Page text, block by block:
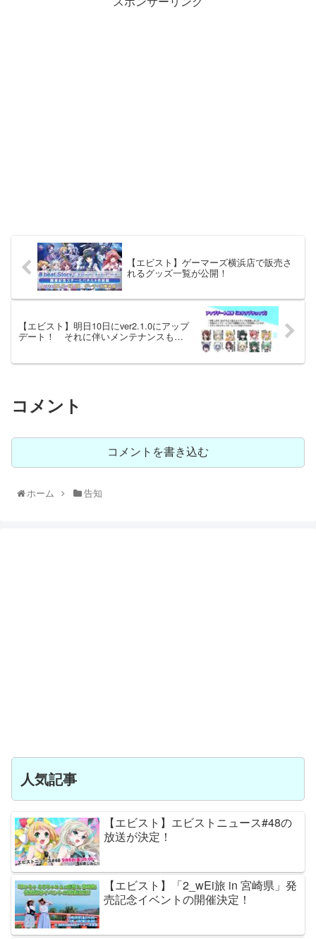
【エビスト】ゲーマーズ横浜店で販売さ
れるグッズ一覧が公開！
【エビスト】明日10日にver2.1.0にアップ
デート！ それに伴いメンテナンスも…
コメント
コメントを書き込む
ホーム 告知
人気記事
【エビスト】エビストニュース#48の
放送が決定！
【エビスト】「2_wEi旅 in 宮崎県」発
売記念イベントの開催決定！